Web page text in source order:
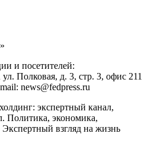
»
и посетителей:
ул. Полковая, д. 3, стр. 3, офис 211
news@fedpress.ru
экспертный канал,
Политика, экономика,
взгляд на жизнь